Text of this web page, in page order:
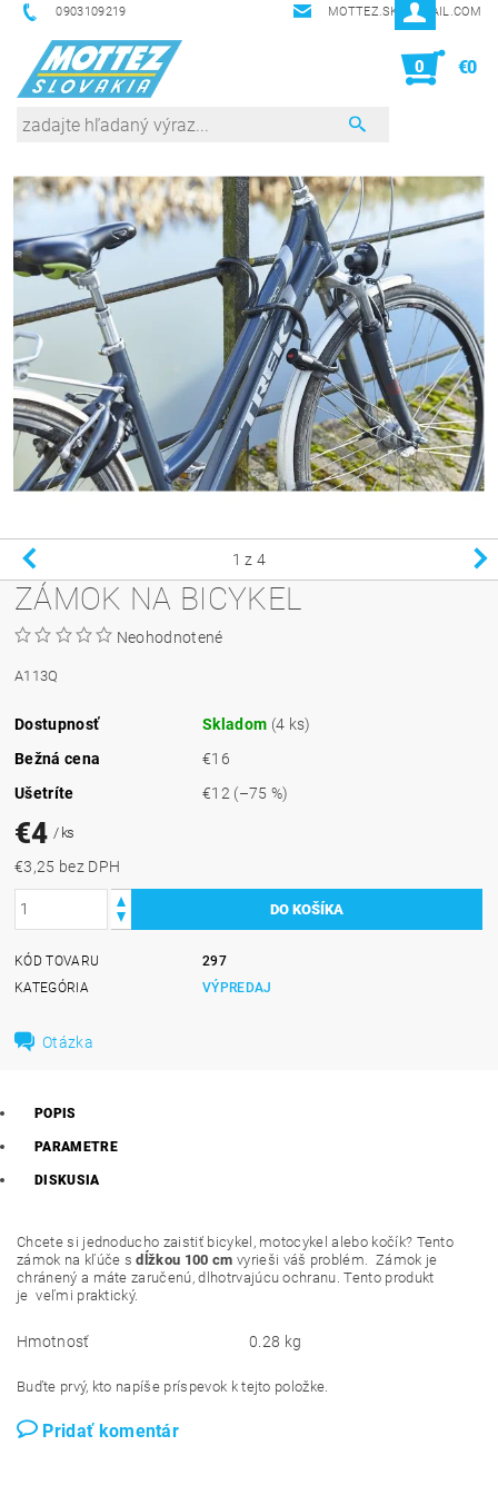
0903109219 MOTTEZ.SK@GMAIL.COM
0 €0
1 z 4
ZÁMOK NA BICYKEL
Neohodnotené
A113Q
Dostupnosť Skladom (4 ks)
Bežná cena
€16
Ušetríte
€12 (–75 %)
€4 / ks
€3,25 bez DPH
KÓD TOVARU
297
KATEGÓRIA
VÝPREDAJ
Otázka
POPIS
PARAMETRE
DISKUSIA
Chcete si jednoducho zaistiť bicykel, motocykel alebo kočík? Tento
zámok na kľúče sdĺžkou 100 cm vyrieši váš problém. Zámok je
chránený a máte zaručenú, dlhotrvajúcu ochranu. Tento produkt
je veľmi praktický.
Hmotnosť 0.28 kg
Buďte prvý, kto napíše príspevok k tejto položke.
Pridať komentár